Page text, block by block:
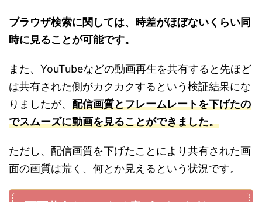
ブラウザ検索に関しては、時差がほぼないくらい同
時に見ることが可能です。
また、YouTubeなどの動画再生を共有すると先ほど
は共有された側がカクカクするという検証結果にな
りましたが、 配信画質とフレームレートを下げたの
でスムーズに動画を見ることができました。
ただし、配信画質を下げたことにより共有された画
面の画質は荒く、何とか見えるという状況です。